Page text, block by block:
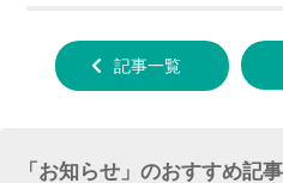
する
記事一覧
「お知らせ 」のおすすめ記事